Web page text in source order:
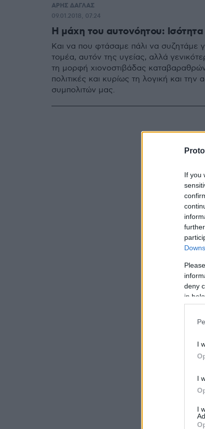
If you
deny
in
I
I
I
ΑΡΗΣ ΔΑΓΛΑΣ
Η μάχη του αυτονόητου:
Και να που φτάσαμε πάλι να συζητάμε
τομέα, αυτόν της υγείας, αλλά
τη μορφή χιονοστιβάδας
πολιτικές και κυρίως τη λογική και
συμπολιτών μας.
09.01.2018, 07:24